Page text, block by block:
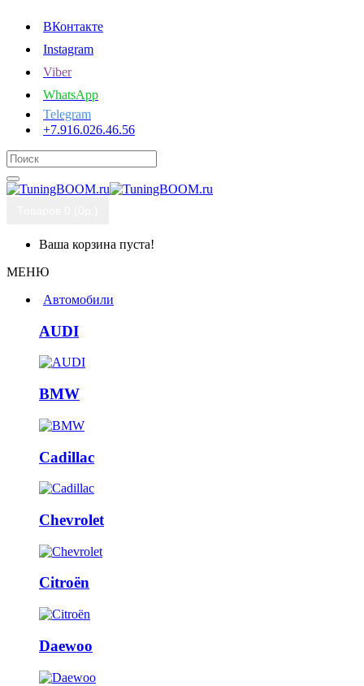
ВКонтакте
Instagram
Viber
WhatsApp
Telegram
+7.916.026.46.56
Ваша корзина пуста!
МЕНЮ
Автомобили
AUDI
BMW
Cadillac
Chevrolet
Citroën
Daewoo